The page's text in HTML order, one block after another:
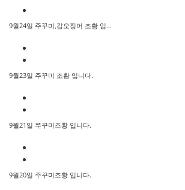
9월24일 주꾸미,갑오징어 조황 입...
9월23일 주꾸미 조황 입니다.
9월21일 쭈꾸미조황 입니다.
9월20일 주꾸미조황 입니다.